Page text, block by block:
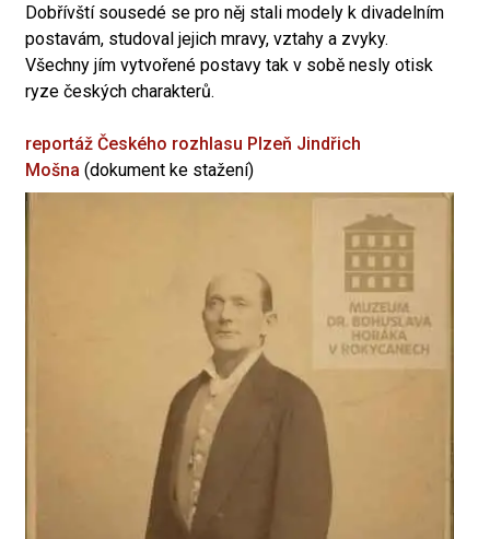
Dobřívští sousedé se pro něj stali modely k divadelním
postavám, studoval jejich mravy, vztahy a zvyky.
Všechny jím vytvořené postavy tak v sobě nesly otisk
ryze českých charakterů.
reportáž Českého rozhlasu Plzeň Jindřich
Mošna (dokument ke stažení)